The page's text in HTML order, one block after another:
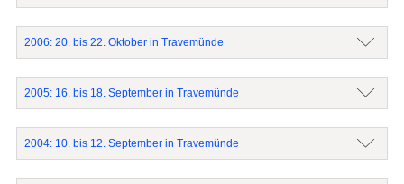
2006: 20. bis 22. Oktober in Travemünde
2005: 16. bis 18. September in Travemünde
2004: 10. bis 12. September in Travemünde